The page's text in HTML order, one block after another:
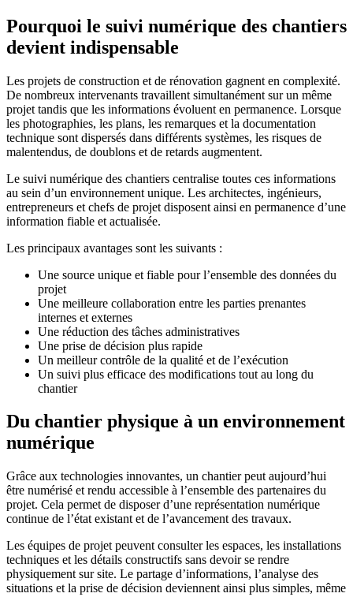
Pourquoi le suivi numérique des chantiers
devient indispensable
Les projets de construction et de rénovation gagnent en complexité.
De nombreux intervenants travaillent simultanément sur un même
projet tandis que les informations évoluent en permanence. Lorsque
les photographies, les plans, les remarques et la documentation
technique sont dispersés dans différents systèmes, les risques de
malentendus, de doublons et de retards augmentent.
Le suivi numérique des chantiers centralise toutes ces informations
au sein d’un environnement unique. Les architectes, ingénieurs,
entrepreneurs et chefs de projet disposent ainsi en permanence d’une
information fiable et actualisée.
Les principaux avantages sont les suivants :
Une source unique et fiable pour l’ensemble des données du
projet
Une meilleure collaboration entre les parties prenantes
internes et externes
Une réduction des tâches administratives
Une prise de décision plus rapide
Un meilleur contrôle de la qualité et de l’exécution
Un suivi plus efficace des modifications tout au long du
chantier
Du chantier physique à un environnement
numérique
Grâce aux technologies innovantes, un chantier peut aujourd’hui
être numérisé et rendu accessible à l’ensemble des partenaires du
projet. Cela permet de disposer d’une représentation numérique
continue de l’état existant et de l’avancement des travaux.
Les équipes de projet peuvent consulter les espaces, les installations
techniques et les détails constructifs sans devoir se rendre
physiquement sur site. Le partage d’informations, l’analyse des
situations et la prise de décision deviennent ainsi plus simples, même